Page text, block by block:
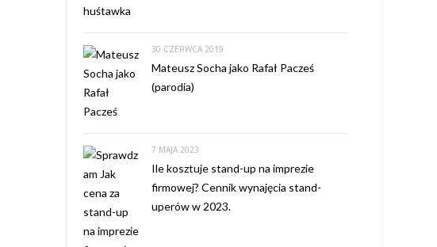
30 CZERWCA 2019
Mateusz Socha jako Rafał Pacześ
(parodia)
7 MAJA 2023
Ile kosztuje stand-up na imprezie
firmowej? Cennik wynajęcia stand-
uperów w 2023.